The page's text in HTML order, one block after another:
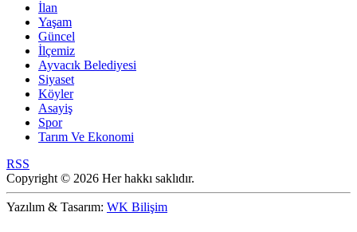
İlan
Yaşam
Güncel
İlçemiz
Ayvacık Belediyesi
Siyaset
Köyler
Asayiş
Spor
Tarım Ve Ekonomi
RSS
Copyright © 2026 Her hakkı saklıdır.
Yazılım & Tasarım: WK Bilişim